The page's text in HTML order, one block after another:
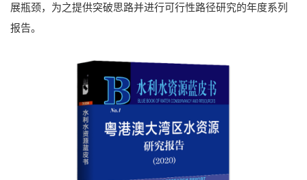
展瓶颈，为之提供突破思路并进行可行性路径研究的年度系列
报告。